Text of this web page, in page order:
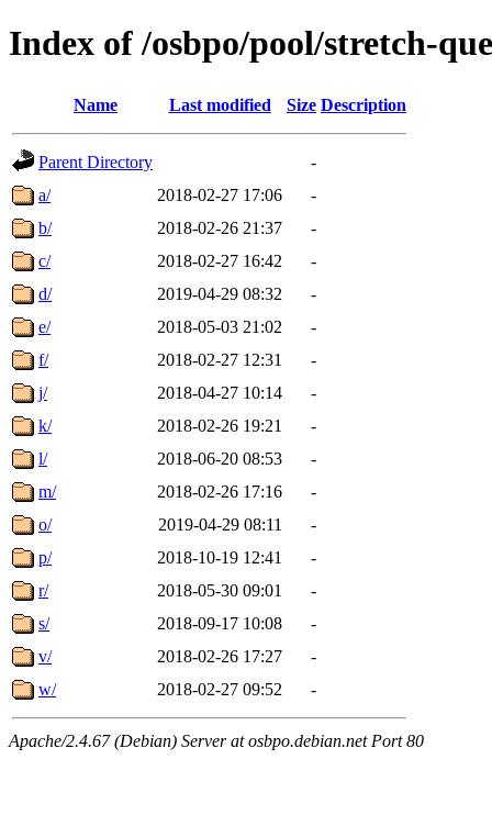
Index of /osbpo/pool/stretch-
Name Last modified Size Description
Parent Directory
-
a/
2018-02-27 17:06
-
b/
2018-02-26 21:37
-
c/
2018-02-27 16:42
-
d/
2019-04-29 08:32
-
e/
2018-05-03 21:02
-
f/
2018-02-27 12:31
-
j/
2018-04-27 10:14
-
k/
2018-02-26 19:21
-
l/
2018-06-20 08:53
-
m/
2018-02-26 17:16
-
o/
2019-04-29 08:11
-
p/
2018-10-19 12:41
-
r/
2018-05-30 09:01
-
s/
2018-09-17 10:08
-
v/
2018-02-26 17:27
-
w/
2018-02-27 09:52 -
Apache/2.4.67 (Debian) Server at osbpo.debian.net Port 80